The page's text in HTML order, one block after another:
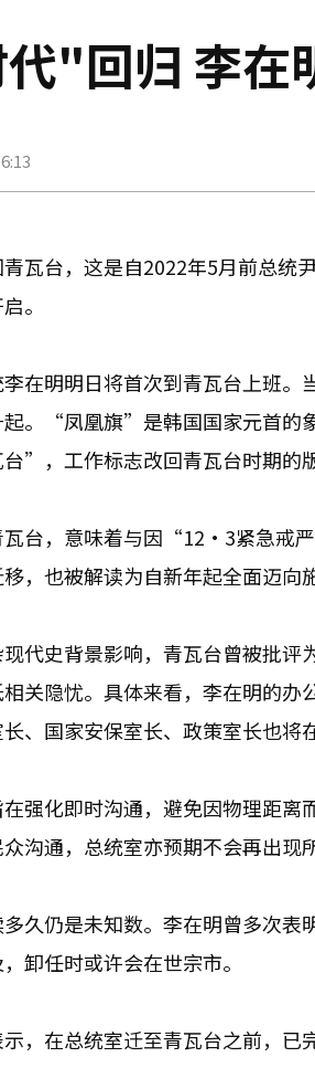
"回归 李在
瓦台，这是自2022年5月前总统
。
在明明日将首次到青瓦台上班
。“凤凰旗”是韩国国家元首的
”，工作标志改回青瓦台时期的
瓦台，意味着与因“12·3紧急
，也被解读为自新年起全面迈向
代史背景影响，青瓦台曾被批
关隐忧。具体来看，李在明的
、国家安保室长、政策室长也将
强化即时沟通，避免因物理距离
沟通，总统室亦预期不会再出
久仍是未知数。李在明曾多次
卸任时或许会在世宗市。
，在总统室迁至青瓦台之前，已